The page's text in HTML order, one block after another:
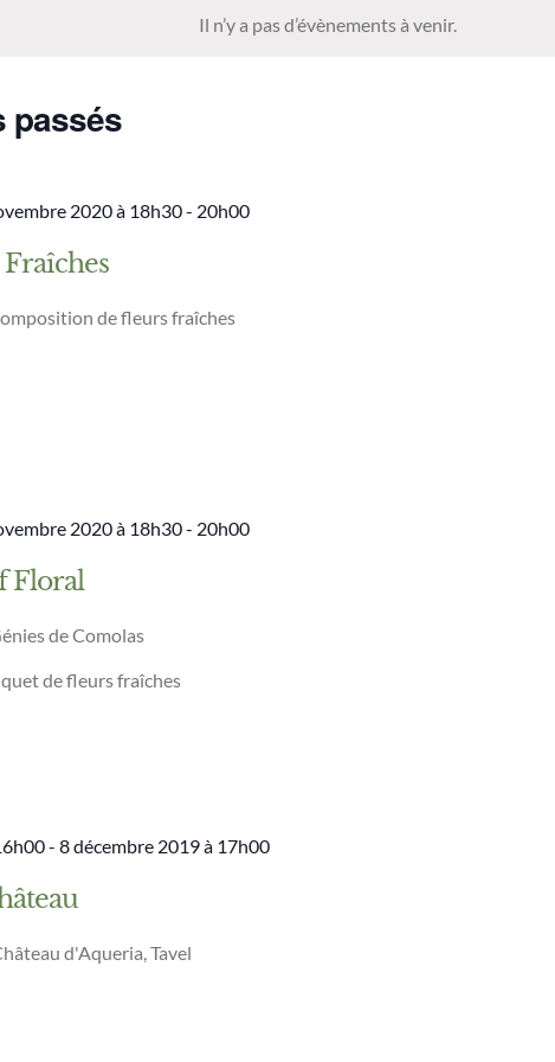
Il n’y a pas d’évènements à venir.
passés
2020 à 18h30- 20h00
de fleurs fraîches
2020 à 18h30- 20h00
Floral
de Comolas
de fleurs fraîches
- 8 décembre 2019 à 17h00
d'Aqueria, Tavel